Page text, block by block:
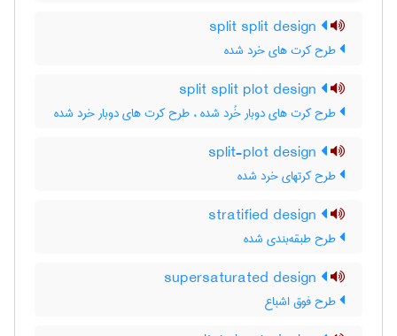
طرح کرت های خرد شده
طرح کرت های دوبار خُرد شده ، طرح کرت های دوبار خرد شده
طرح کرتهای خرد شده
طرح طبقه‌بندی شده
طرح فوق اشباع